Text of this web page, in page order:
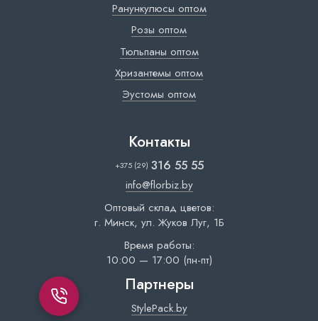
Ранункулюсы оптом
Розы оптом
Тюльпаны оптом
Хризантемы оптом
Эустомы оптом
Контакты
+375 (29) 316 55 55
info@florbiz.by
Оптовый склад цветов:
г. Минск, ул. Жуков Луг, 1Б
Время работы:
10:00 — 17:00 (пн-пт)
Партнеры
StylePack.by